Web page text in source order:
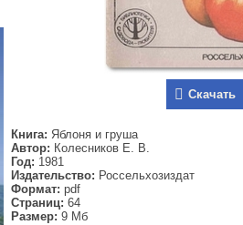
Скачать
Книга: Яблоня и груша
Автор: Колесников Е. В.
Год: 1981
Издательство: Россельхозиздат
Формат: pdf
Страниц: 64
Размер: 9 Мб
▼
▼